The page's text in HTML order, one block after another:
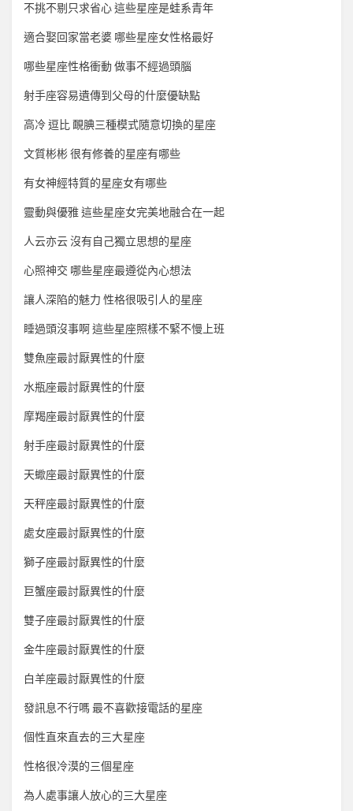
不挑不剔只求省心 這些星座是蛙系青年
適合娶回家當老婆 哪些星座女性格最好
哪些星座性格衝動 做事不經過頭腦
射手座容易遺傳到父母的什麼優缺點
高冷 逗比 靦腆三種模式隨意切換的星座
文質彬彬 很有修養的星座有哪些
有女神經特質的星座女有哪些
靈動與優雅 這些星座女完美地融合在一起
人云亦云 沒有自己獨立思想的星座
心照神交 哪些星座最遵從內心想法
讓人深陷的魅力 性格很吸引人的星座
睡過頭沒事啊 這些星座照樣不緊不慢上班
雙魚座最討厭異性的什麼
水瓶座最討厭異性的什麼
摩羯座最討厭異性的什麼
射手座最討厭異性的什麼
天蠍座最討厭異性的什麼
天秤座最討厭異性的什麼
處女座最討厭異性的什麼
獅子座最討厭異性的什麼
巨蟹座最討厭異性的什麼
雙子座最討厭異性的什麼
金牛座最討厭異性的什麼
白羊座最討厭異性的什麼
發訊息不行嗎 最不喜歡接電話的星座
個性直來直去的三大星座
性格很冷漠的三個星座
為人處事讓人放心的三大星座